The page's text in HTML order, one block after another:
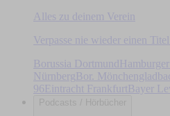
Alles zu deinem Verein
Verpasse nie wieder einen
Borussia DortmundHamburger
Nürnberg Bor.
96Eintracht Frankfurt Bayer
Podcasts / Hörbücher